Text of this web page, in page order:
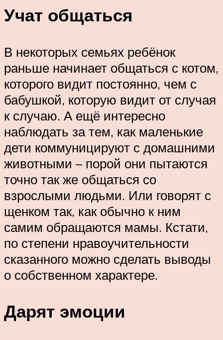
Учат общаться
В некоторых семьях ребёнок
раньше начинает общаться с котом,
которого видит постоянно, чем с
бабушкой, которую видит от случая
к случаю. А ещё интересно
наблюдать за тем, как маленькие
дети коммуницируют с домашними
животными – порой они пытаются
точно так же общаться со
взрослыми людьми. Или говорят с
щенком так, как обычно к ним
самим обращаются мамы. Кстати,
по степени нравоучительности
сказанного можно сделать выводы
о собственном характере.
Дарят эмоции